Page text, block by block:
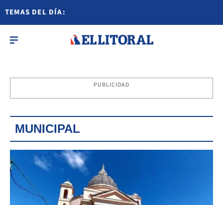
TEMAS DEL DÍA:
PUBLICIDAD
MUNICIPAL